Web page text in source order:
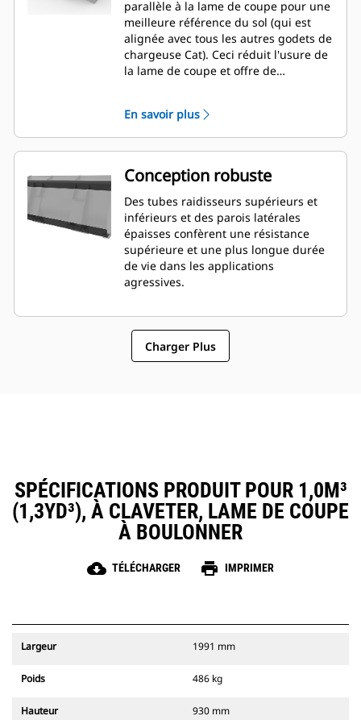
parallèle à la lame de coupe pour une
meilleure référence du sol (qui est
alignée avec tous les autres godets de
chargeuse Cat). Ceci réduit l'usure de
la lame de coupe et offre de
lame peuvent être plus faciles à
évaluer depuis la cabine.
En savoir plus
Conception robuste
Des tubes raidisseurs supérieurs et
inférieurs et des parois latérales
épaisses confèrent une résistance
supérieure et une plus longue durée
de vie dans les applications
agressives.
Charger Plus
SPÉCIFICATIONS PRODUIT POUR 1,0M³
(1,3YD³), À CLAVETER, LAME DE COUPE
À BOULONNER
cloud_download TÉLÉCHARGER print IMPRIMER
Largeur 1991 mm
Poids 486 kg
Hauteur 930 mm